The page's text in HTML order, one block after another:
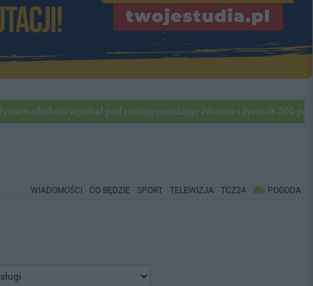
wjechał pod pociąg narażając zdrowie i życie ok 500 pasażerów!
WIADOMOŚCI CO BĘDZIE SPORT TELEWIZJA TCZ24 POGODA